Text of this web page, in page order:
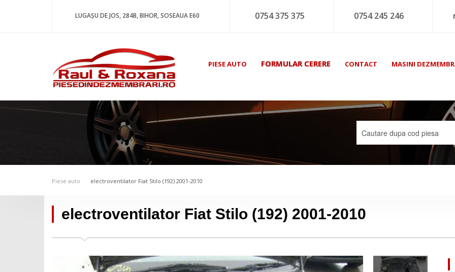
LUGAȘU DE JOS, 284B, BIHOR, SOSEAUA E60 0754 375 375 0754 245 246
PIESE AUTO FORMULAR CERERE CONTACT MASINI
Piese auto electroventilator Fiat Stilo (192) 2001-2010
electroventilator Fiat Stilo (192) 2001-2010